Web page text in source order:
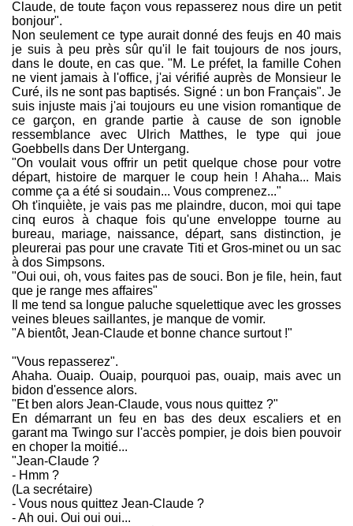
Claude, de toute façon vous repasserez nous dire un petit
bonjour".
Non seulement ce type aurait donné des feujs en 40 mais
je suis à peu près sûr qu'il le fait toujours de nos jours,
dans le doute, en cas que. "M. Le préfet, la famille Cohen
ne vient jamais à l'office, j'ai vérifié auprès de Monsieur le
Curé, ils ne sont pas baptisés. Signé : un bon Français". Je
suis injuste mais j'ai toujours eu une vision romantique de
ce garçon, en grande partie à cause de son ignoble
ressemblance avec Ulrich Matthes, le type qui joue
Goebbells dans Der Untergang.
"On voulait vous offrir un petit quelque chose pour votre
départ, histoire de marquer le coup hein ! Ahaha... Mais
comme ça a été si soudain... Vous comprenez..."
Oh t'inquiète, je vais pas me plaindre, ducon, moi qui tape
cinq euros à chaque fois qu'une enveloppe tourne au
bureau, mariage, naissance, départ, sans distinction, je
pleurerai pas pour une cravate Titi et Gros-minet ou un sac
à dos Simpsons.
"Oui oui, oh, vous faites pas de souci. Bon je file, hein, faut
que je range mes affaires"
Il me tend sa longue paluche squelettique avec les grosses
veines bleues saillantes, je manque de vomir.
"A bientôt, Jean-Claude et bonne chance surtout !"
"Vous repasserez".
Ahaha. Ouaip. Ouaip, pourquoi pas, ouaip, mais avec un
bidon d'essence alors.
"Et ben alors Jean-Claude, vous nous quittez ?"
En démarrant un feu en bas des deux escaliers et en
garant ma Twingo sur l'accès pompier, je dois bien pouvoir
en choper la moitié...
"Jean-Claude ?
- Hmm ?
(La secrétaire)
- Vous nous quittez Jean-Claude ?
- Ah oui. Oui oui oui...